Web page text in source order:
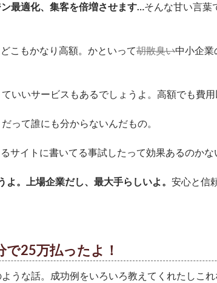
最適化、集客を倍増させます…そんな甘い言葉
こもかなり高額。かといって胡散臭い中小企業
いいサービスもあるでしょうよ。高額でも費
って誰にも分からないんだもの。
サイトに書いてる事試したって効果あるのか
よ。上場企業だし、最大手らしいよ。 安心と信
で25万払ったよ！
うな話。成功例をいろいろ教えてくれたしこ